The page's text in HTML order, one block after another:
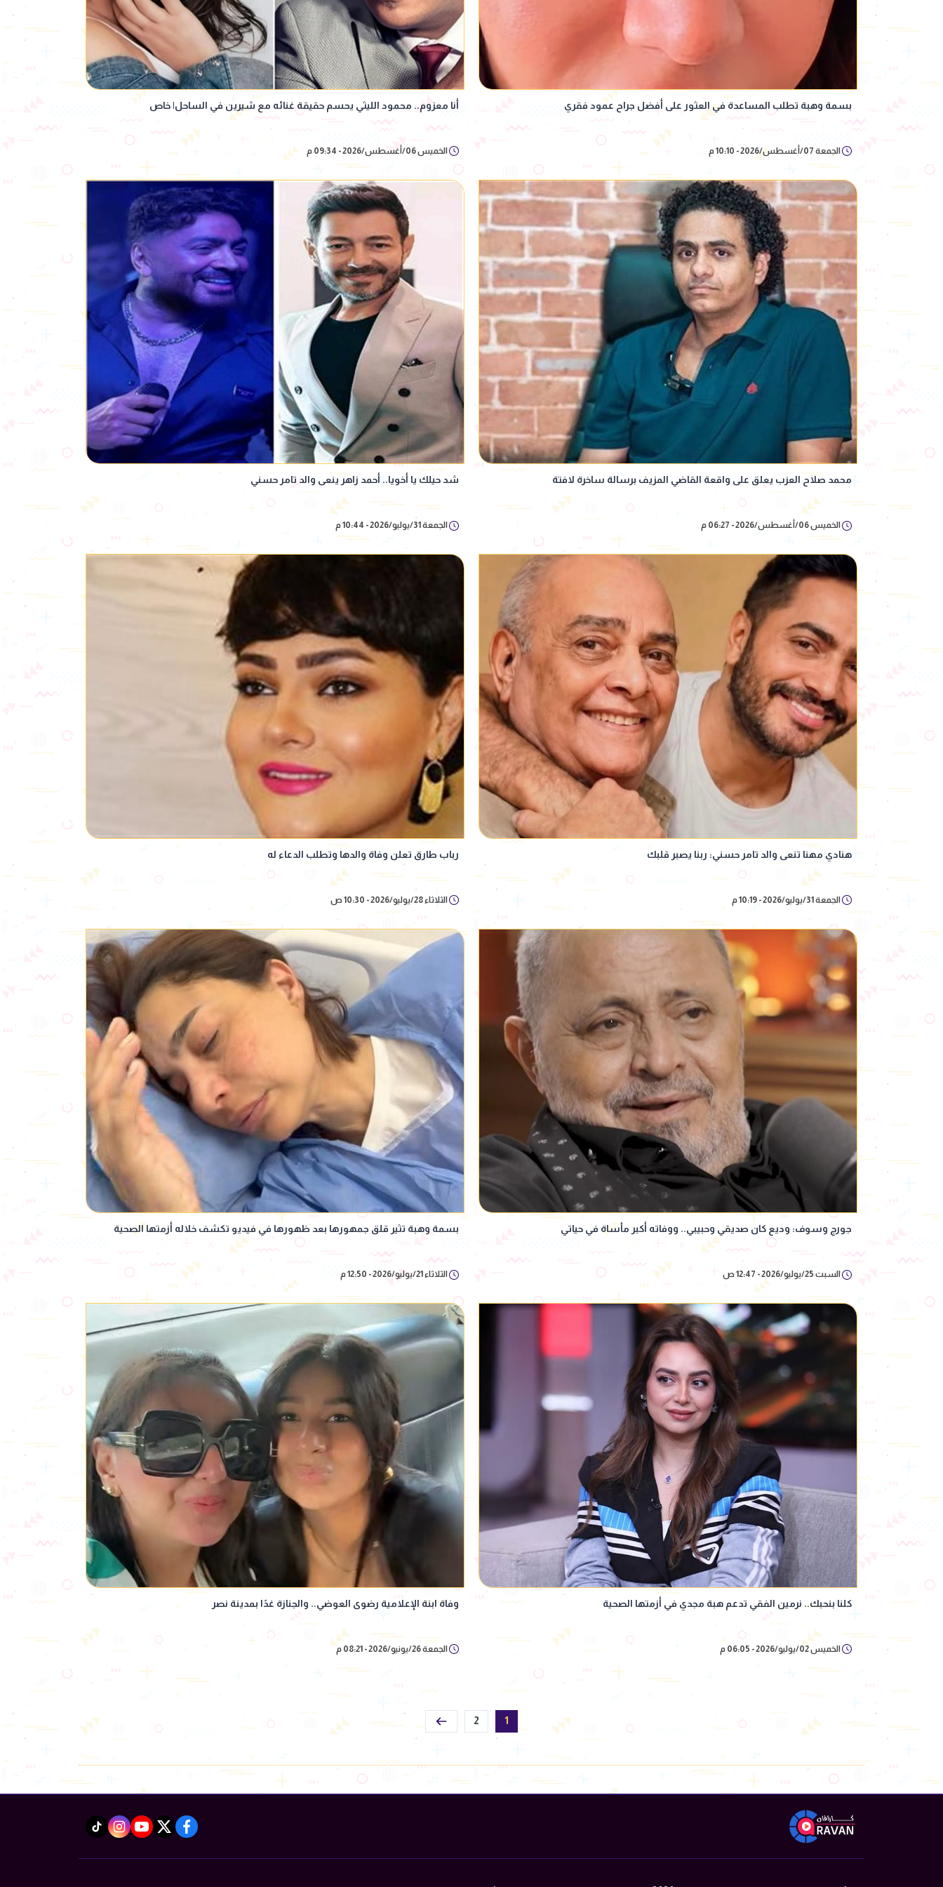
بسمة وهبة تطلب المساعدة في العثور على أفضل جراح عمود فقري
الجمعة 07/أغسطس/2026 - 10:10 م
أنا معزوم.. محمود الليثي يحسم حقيقة غنائه مع شيرين في الساحل| خاص
الخميس 06/أغسطس/2026 - 09:34 م
محمد صلاح العزب يعلق على واقعة القاضي المزيف برسالة ساخرة لافتة
الخميس 06/أغسطس/2026 - 06:27 م
شد حيلك يا أخويا.. أحمد زاهر ينعى والد تامر حسني
الجمعة 31/يوليو/2026 - 10:44 م
هنادي مهنا تنعى والد تامر حسني: ربنا يصبر قلبك
الجمعة 31/يوليو/2026 - 10:19 م
رباب طارق تعلن وفاة والدها وتطلب الدعاء له
الثلاثاء 28/يوليو/2026 - 10:30 ص
جورج وسوف: وديع كان صديقي وحبيبي.. ووفاته أكبر مأساة في حياتي
السبت 25/يوليو/2026 - 12:47 ص
بسمة وهبة تثير قلق جمهورها بعد ظهورها في فيديو تكشف خلاله أزمتها الصحية
الثلاثاء 21/يوليو/2026 - 12:50 م
كلنا بنحبك.. نرمين الفقي تدعم هبة مجدي في أزمتها الصحية
الخميس 02/يوليو/2026 - 06:05 م
وفاة ابنة الإعلامية رضوى العوضي.. والجنازة غدًا بمدينة نصر
الجمعة 26/يونيو/2026 - 08:21 م
1
2
facebook
twitter
youtube
instagram
tiktok